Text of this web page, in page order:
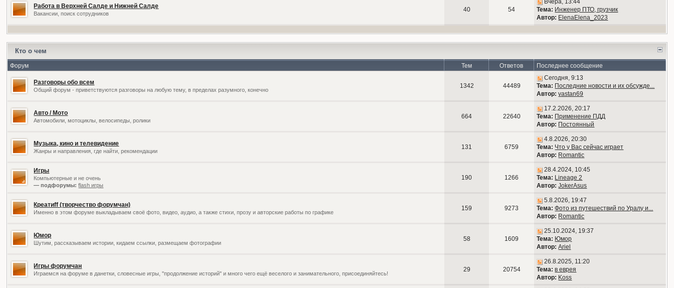
Работа в Верхней Салде и Нижней Салде
Вакансии, поиск сотрудников
40 54
Вчера, 13:44
Тема: Инженер ПТО, грузчик
Автор: ElenaElena_2023
Кто о чем
Форум Тем Ответов Последнее сообщение
Разговоры обо всем
Общий форум - приветствуются разговоры на любую тему, в пределах разумного, конечно
1342 44489
Сегодня, 9:13
Тема: Последние новости и их обсужде...
Автор: vastan69
Авто / Мото
Автомобили, мотоциклы, велосипеды, ролики
664 22640
17.2.2026, 20:17
Тема: Применение ПДД
Автор: Постоянный
Музыка, кино и телевидение
Жанры и направления, где найти, рекомендации
131 6759
4.8.2026, 20:30
Тема: Что у Вас сейчас играет
Автор: Romantic
Игры
Компьютерные и не очень
— подфорумы: flash игры
190 1266
28.4.2024, 10:45
Тема: Lineage 2
Автор: JokerAsus
Креатиff (творчество форумчан)
Именно в этом форуме выкладываем своё фото, видео, аудио, а также стихи, прозу и авторские работы по графике
159 9273
5.8.2026, 19:47
Тема: Фото из путешествий по Уралу и...
Автор: Romantic
Юмор
Шутим, рассказываем истории, кидаем ссылки, размещаем фотографии
58 1609
25.10.2024, 19:37
Тема: Юмор
Автор: Ariel
Игры форумчан
Играемся на форуме в данетки, словесные игры, "продолжение историй" и много чего ещё веселого и занимательного, присоединяйтесь!
29 20754
26.8.2025, 11:20
Тема: в еврея
Автор: Koss